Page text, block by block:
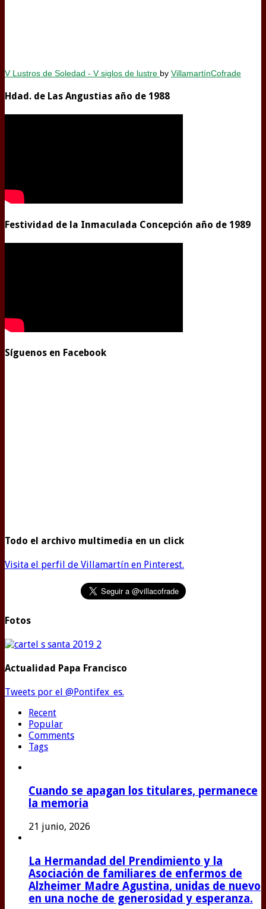
V Lustros de Soledad - V siglos de lustre by VillamartínCofrade
Hdad. de Las Angustias año de 1988
Festividad de la Inmaculada Concepción año de 1989
Síguenos en Facebook
Todo el archivo multimedia en un click
Visita el perfil de Villamartín en Pinterest.
Fotos
Actualidad Papa Francisco
Tweets por el @Pontifex_es.
Recent
Popular
Comments
Tags
Cuando se apagan los titulares, permanece
la memoria
21 junio, 2026
La Hermandad del Prendimiento y la
Asociación de familiares de enfermos de
Alzheimer Madre Agustina, unidas de nuevo
en una noche de generosidad y esperanza.